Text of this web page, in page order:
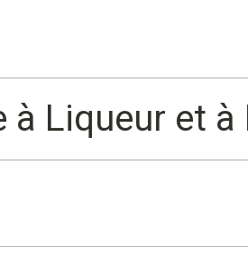
Liqueur et à